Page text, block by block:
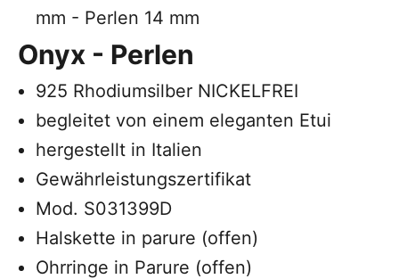
mm - Perlen 14 mm
Onyx - Perlen
925 Rhodiumsilber NICKELFREI
begleitet von einem eleganten Etui
hergestellt in Italien
Gewährleistungszertifikat
Mod. S031399D
Halskette in parure (offen)
Ohrringe in Parure (offen)